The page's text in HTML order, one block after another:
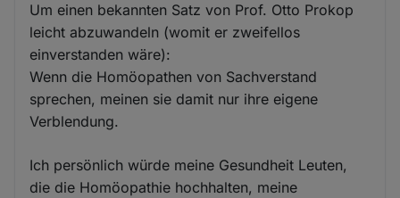
Um einen bekannten Satz von Prof. Otto Prokop
leicht abzuwandeln (womit er zweifellos
einverstanden wäre):
Wenn die Homöopathen von Sachverstand
sprechen, meinen sie damit nur ihre eigene
Verblendung.
Ich persönlich würde meine Gesundheit Leuten,
die die Homöopathie hochhalten, meine